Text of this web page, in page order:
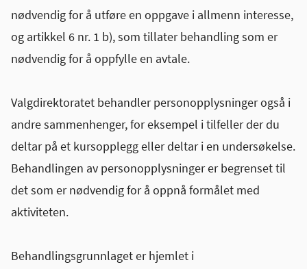
nødvendig for å utføre en oppgave i allmenn interesse,
og artikkel 6 nr. 1 b), som tillater behandling som er
nødvendig for å oppfylle en avtale.
Valgdirektoratet behandler personopplysninger også i
andre sammenhenger, for eksempel i tilfeller der du
deltar på et kursopplegg eller deltar i en undersøkelse.
Behandlingen av personopplysninger er begrenset til
det som er nødvendig for å oppnå formålet med
aktiviteten.
Behandlingsgrunnlaget er hjemlet i